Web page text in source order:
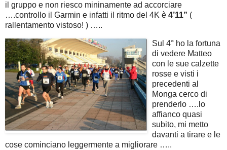
il gruppo e non riesco mininamente ad accorciare
….controllo il Garmin e infatti il ritmo del 4K è 4’11” (
rallentamento vistoso! ) …..
Sul 4° ho la fortuna
di vedere Matteo
con le sue calzette
rosse e visti i
precedenti al
Monga cerco di
prenderlo ….lo
affianco quasi
subito, mi metto
davanti a tirare e le
cose cominciano leggermente a migliorare …..